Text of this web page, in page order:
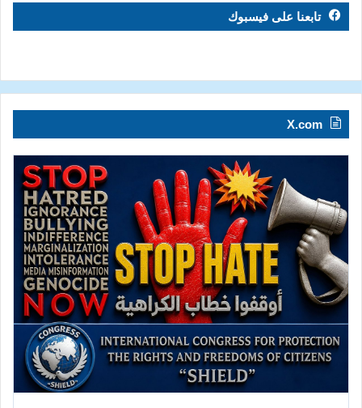
تابعنا على فيسبوك
X.com